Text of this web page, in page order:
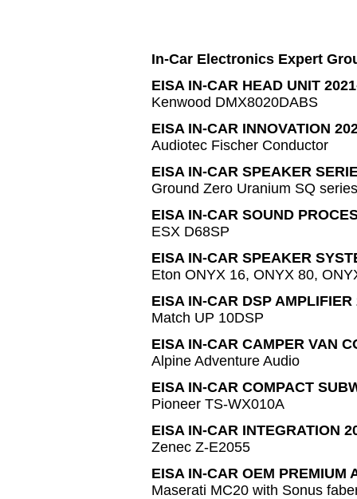
In-Car Electronics Expert
EISA IN-CAR HEAD UNIT
Kenwood DMX8020DABS
EISA IN-CAR INNOVATION
Audiotec Fischer Conductor
EISA IN-CAR SPEAKER
Ground Zero Uranium SQ series
EISA IN-CAR SOUND
ESX D68SP
EISA IN-CAR SPEAKER
Eton ONYX 16, ONYX 80,
EISA IN-CAR DSP
Match UP 10DSP
EISA IN-CAR CAMPER VAN
Alpine Adventure Audio
EISA IN-CAR COMPACT
Pioneer TS-WX010A
EISA IN-CAR INTEGRATION
Zenec Z-E2055
EISA IN-CAR OEM PREMIUM
Maserati MC20 with Sonus